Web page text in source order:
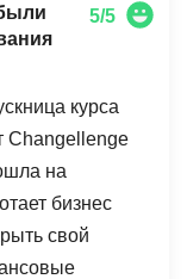
я получил
род
или работу
5/5
курса
Changellenge
на
бизнес
свой